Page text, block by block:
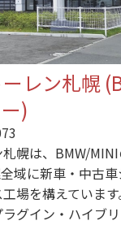
レン札幌
)
幌は、BMW/
域に新車・中古車
場を構えていま
グイン・ハイブ